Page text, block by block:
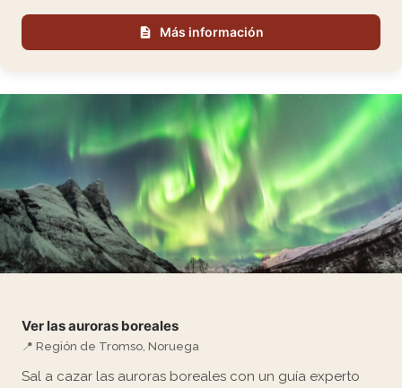
Más información
Ver las auroras boreales
📍 Región de Tromso, Noruega
Sal a cazar las auroras boreales con un guía experto